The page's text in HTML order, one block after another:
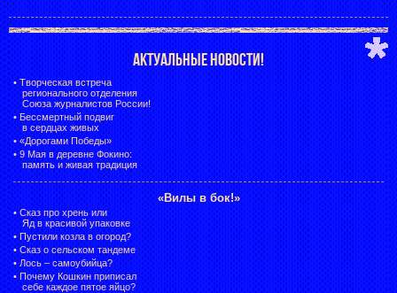
АКТУАЛЬНЫЕ НОВОСТИ!
• Творческая встреча
регионального отделения
Союза журналистов России!
• Бессмертный подвиг
в сердцах живых
• «Дорогами Победы»
• 9 Мая в деревне Фокино:
память и живая традиция
«Вилы в бок!»
• Сказ про хрень или
Яд в красивой упаковке
• Пустили козла в огород?
• Сказ о сельском тандеме
• Лось – самоубийца?
• Почему Кошкин приписал
себе каждое пятое яйцо?